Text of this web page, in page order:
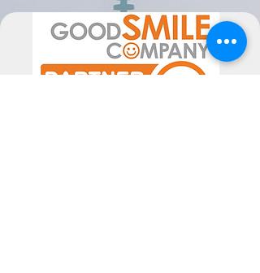
época de maior movimento de
encomendas). Não terá de pagar mais
taxas.
Por favor sinta-se livre para nos